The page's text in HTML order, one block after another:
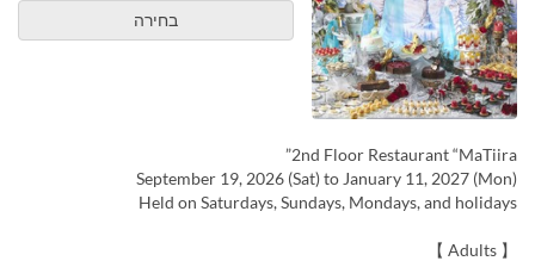
בחירה
2nd Floor Restaurant “MaTiira”
September 19, 2026 (Sat) to January 11, 2027 (Mon)
Held on Saturdays, Sundays, Mondays, and holidays
【 Adults 】